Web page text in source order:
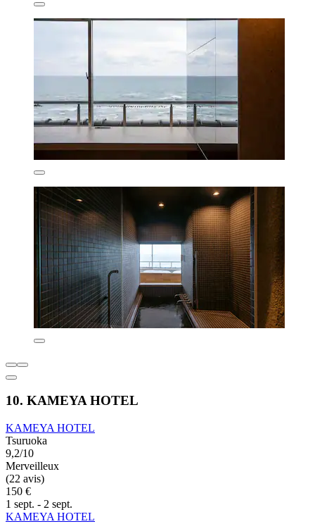
10. KAMEYA HOTEL
KAMEYA HOTEL
Tsuruoka
9,2/10
Merveilleux
(22 avis)
150 €
1 sept. - 2 sept.
KAMEYA HOTEL